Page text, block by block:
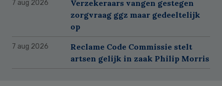
7 aug 2026
Verzekeraars vangen gestegen
zorgvraag ggz maar gedeeltelijk
op
7 aug 2026
Reclame Code Commissie stelt
artsen gelijk in zaak Philip Morris